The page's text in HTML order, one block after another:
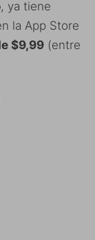
, ya tiene
la App Store
$9,99 (entre